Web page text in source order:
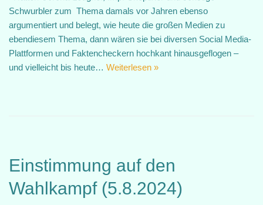
Schwurbler zum Thema damals vor Jahren ebenso
argumentiert und belegt, wie heute die großen Medien zu
ebendiesem Thema, dann wären sie bei diversen Social Media-
Plattformen und Faktencheckern hochkant hinausgeflogen –
und vielleicht bis heute… Weiterlesen »
Einstimmung auf den
Wahlkampf (5.8.2024)